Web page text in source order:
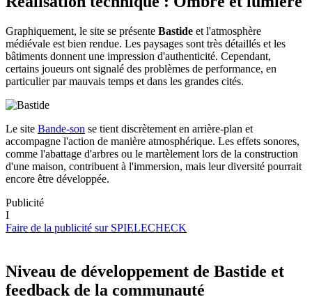
Graphiquement, le site se présente Bastide et l'atmosphère
médiévale est bien rendue. Les paysages sont très détaillés et les
bâtiments donnent une impression d'authenticité. Cependant,
certains joueurs ont signalé des problèmes de performance, en
particulier par mauvais temps et dans les grandes cités.
Le site Bande-son se tient discrètement en arrière-plan et
accompagne l'action de manière atmosphérique. Les effets sonores,
comme l'abattage d'arbres ou le martèlement lors de la construction
d'une maison, contribuent à l'immersion, mais leur diversité pourrait
encore être développée.
Publicité
I
Faire de la publicité sur SPIELECHECK
Niveau de développement de Bastide et
feedback de la communauté